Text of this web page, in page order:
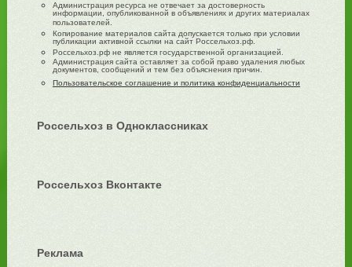
Администрация ресурса не отвечает за достоверность
информации, опубликованной в объявлениях и других материалах
пользователей.
Копирование материалов сайта допускается только при условии
публикации активной ссылки на сайт Россельхоз.рф.
Россельхоз.рф не является государственной организацией.
Администрация сайта оставляет за собой право удаления любых
документов, сообщений и тем без объяснения причин.
Пользовательское соглашение и политика конфиденциальности
Россельхоз в Одноклассниках
Россельхоз Вконтакте
Реклама